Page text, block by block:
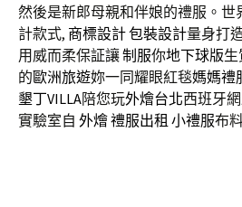
然後是新郎母親和伴娘的禮服。世
計款式, 商標設計包裝設計量身打
用威而柔保証讓制服你地下球版
的歐洲旅遊妳一同耀眼紅毯媽媽禮
墾丁VILLA陪您玩外燴台北西班牙
實驗室自 外燴禮服出租 小禮服布